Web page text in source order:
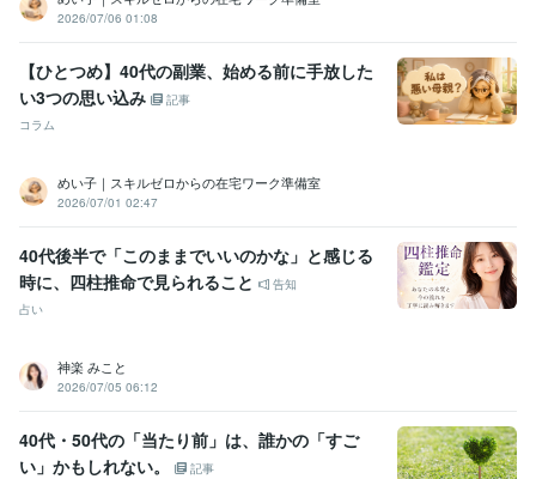
2026/07/06 01:08
【ひとつめ】40代の副業、始める前に手放した
い3つの思い込み
記事
コラム
めい子｜スキルゼロからの在宅ワーク準備室
2026/07/01 02:47
40代後半で「このままでいいのかな」と感じる
時に、四柱推命で見られること
告知
占い
神楽 みこと
2026/07/05 06:12
40代・50代の「当たり前」は、誰かの「すご
い」かもしれない。
記事